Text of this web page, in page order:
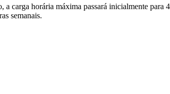
carga horária máxima passará inicialmente para
semanais.